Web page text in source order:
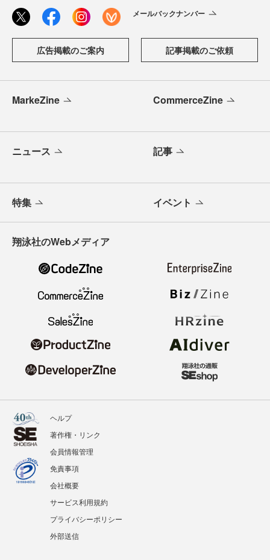
メールバックナンバー
広告掲載のご案内 記事掲載のご依頼
MarkeZine CommerceZine
ニュース 記事
特集 イベント
翔泳社のWebメディア
ヘルプ
著作権・リンク
会員情報管理
免責事項
会社概要
サービス利用規約
プライバシーポリシー
外部送信